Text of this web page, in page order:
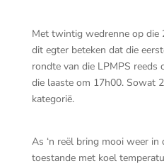
Met twintig wedrenne op die
dit egter beteken dat die
rondte van die LPMPS reeds
die laaste om 17h00. Sowat
kategorië.
As ‘n reël bring mooi weer in
toestande met koel